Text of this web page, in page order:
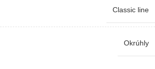
Classic line
Okrúhly